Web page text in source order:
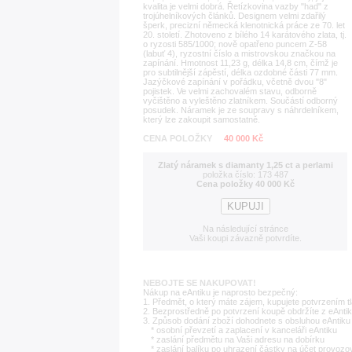
kvalita je velmi dobrá. Řetízkovina vazby "had" z
trojúhelníkových článků. Designem velmi zdařilý
šperk, precizní německá klenotnická práce ze 70. let
20. století. Zhotoveno z bílého 14 karátového zlata, tj.
o ryzosti 585/1000; nově opatřeno puncem Z-58
(labuť 4), ryzostní číslo a mistrovskou značkou na
zapínání. Hmotnost 11,23 g, délka 14,8 cm, čímž je
pro subtilnější zápěstí, délka ozdobné části 77 mm.
Jazýčkové zapínání v pořádku, včetně dvou "8"
pojistek. Ve velmi zachovalém stavu, odborně
vyčištěno a vyleštěno zlatníkem. Součástí odborný
posudek. Náramek je ze soupravy s náhrdelníkem,
který lze zakoupit samostatně.
CENA POLOŽKY
40 000 Kč
Zlatý náramek s diamanty 1,25 ct a perlami
položka číslo: 173 487
Cena položky 40 000 Kč
Na následující stránce
Vaši koupi závazně potvrdíte.
NEBOJTE SE NAKUPOVAT!
Nákup na eAntiku je naprosto bezpečný:
1. Předmět, o který máte zájem, kupujete potvrzením
2. Bezprostředně po potvrzení koupě obdržíte z
3. Způsob dodání zboží dohodnete s obsluhou
* osobní převzetí a zaplacení v kanceláři eAntiku
* zaslání předmětu na Vaši adresu na dobírku
* zaslání balíku po uhrazení částky na účet